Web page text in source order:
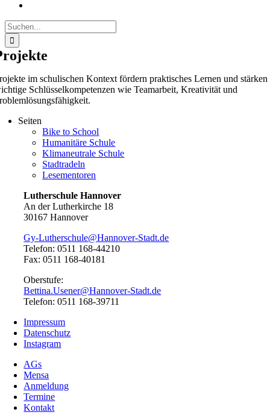
Suche
nach:
im schulischen Kontext fördern praktisches Lernen und stärken
Schlüsselkompetenzen wie Teamarbeit, Kreativität und
Seiten
Bike to School
Humanitäre Schule
Klimaneutrale Schule
Stadtradeln
Lesementoren
Lutherschule Hannover
An der Lutherkirche 18
30167 Hannover
Gy-Lutherschule@Hannover-Stadt.de
Telefon: 0511 168-44210
Fax: 0511 168-40181
Oberstufe:
Bettina.Usener@Hannover-Stadt.de
Telefon: 0511 168-39711
Impressum
Datenschutz
Instagram
AGs
Mensa
Anmeldung
Termine
Kontakt